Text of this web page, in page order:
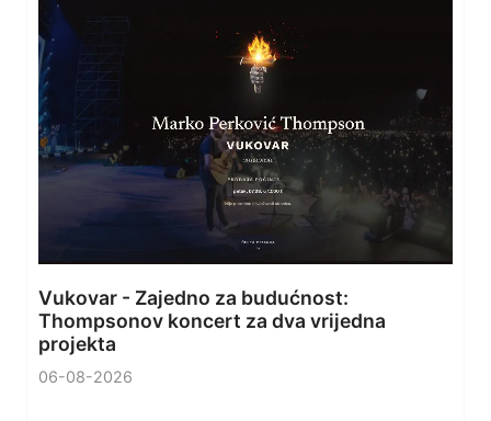
Vukovar - Zajedno za budućnost:
Thompsonov koncert za dva vrijedna
projekta
06-08-2026